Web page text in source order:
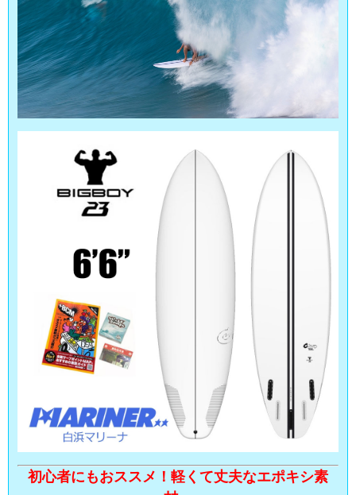
初心者にもおススメ！軽くて丈夫なエポキシ素